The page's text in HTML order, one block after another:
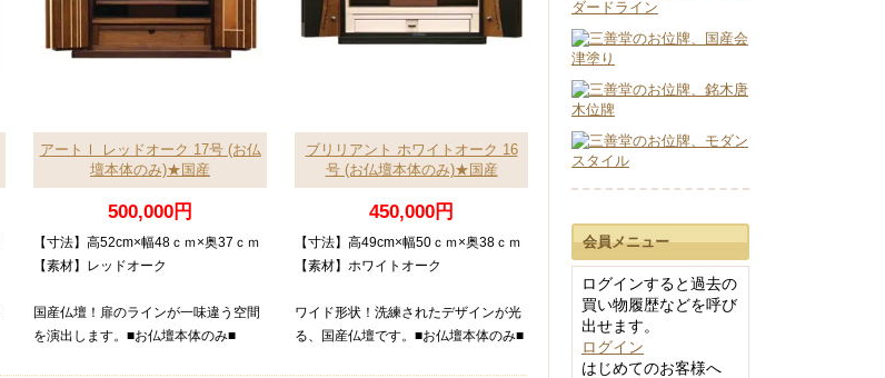
アートⅠ レッドオーク 17号 (お仏
壇本体のみ)★国産
500,000円
【寸法】高52cm×幅48ｃｍ×奥37ｃｍ
【素材】レッドオーク
国産仏壇！扉のラインが一味違う空間
を演出します。■お仏壇本体のみ■
ブリリアント ホワイトオーク 16
号 (お仏壇本体のみ)★国産
450,000円
【寸法】高49cm×幅50ｃｍ×奥38ｃｍ
【素材】ホワイトオーク
ワイド形状！洗練されたデザインが光
る、国産仏壇です。■お仏壇本体のみ■
会員メニュー
ログインすると過去の
買い物履歴などを呼び
出せます。
ログイン
はじめてのお客様へ